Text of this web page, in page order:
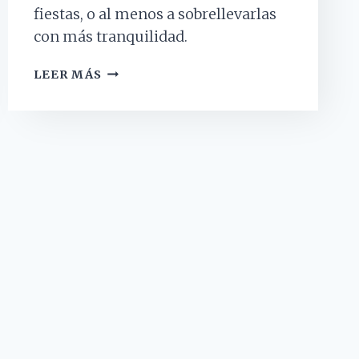
fiestas, o al menos a sobrellevarlas
con más tranquilidad.
LEER MÁS ¿CÓMO